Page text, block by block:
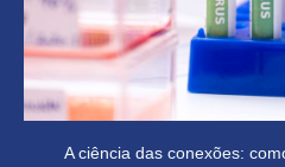
A ciência das conexões: